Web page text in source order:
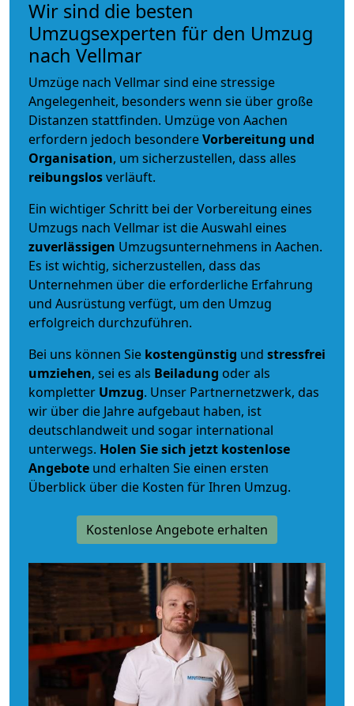
Wir sind die besten
Umzugsexperten für den Umzug
nach Vellmar
Umzüge nach Vellmar sind eine stressige
Angelegenheit, besonders wenn sie über große
Distanzen stattfinden. Umzüge von Aachen
erfordern jedoch besondereVorbereitung und
Organisation, um sicherzustellen, dass alles
reibungslosverläuft.
Ein wichtiger Schritt bei der Vorbereitung eines
Umzugs nach Vellmar ist die Auswahl eines
zuverlässigen Umzugsunternehmens in Aachen.
Es ist wichtig, sicherzustellen, dass das
Unternehmen über die erforderliche Erfahrung
und Ausrüstung verfügt, um den Umzug
erfolgreich durchzuführen.
Bei uns können Sie kostengünstig und stressfrei
umziehen, sei es als Beiladung oder als
kompletter Umzug. Unser Partnernetzwerk, das
wir über die Jahre aufgebaut haben, ist
deutschlandweit und sogar international
unterwegs. Holen Sie sich jetzt kostenlose
Angebote und erhalten Sie einen ersten
Überblick über die Kosten für Ihren Umzug.
Kostenlose Angebote erhalten